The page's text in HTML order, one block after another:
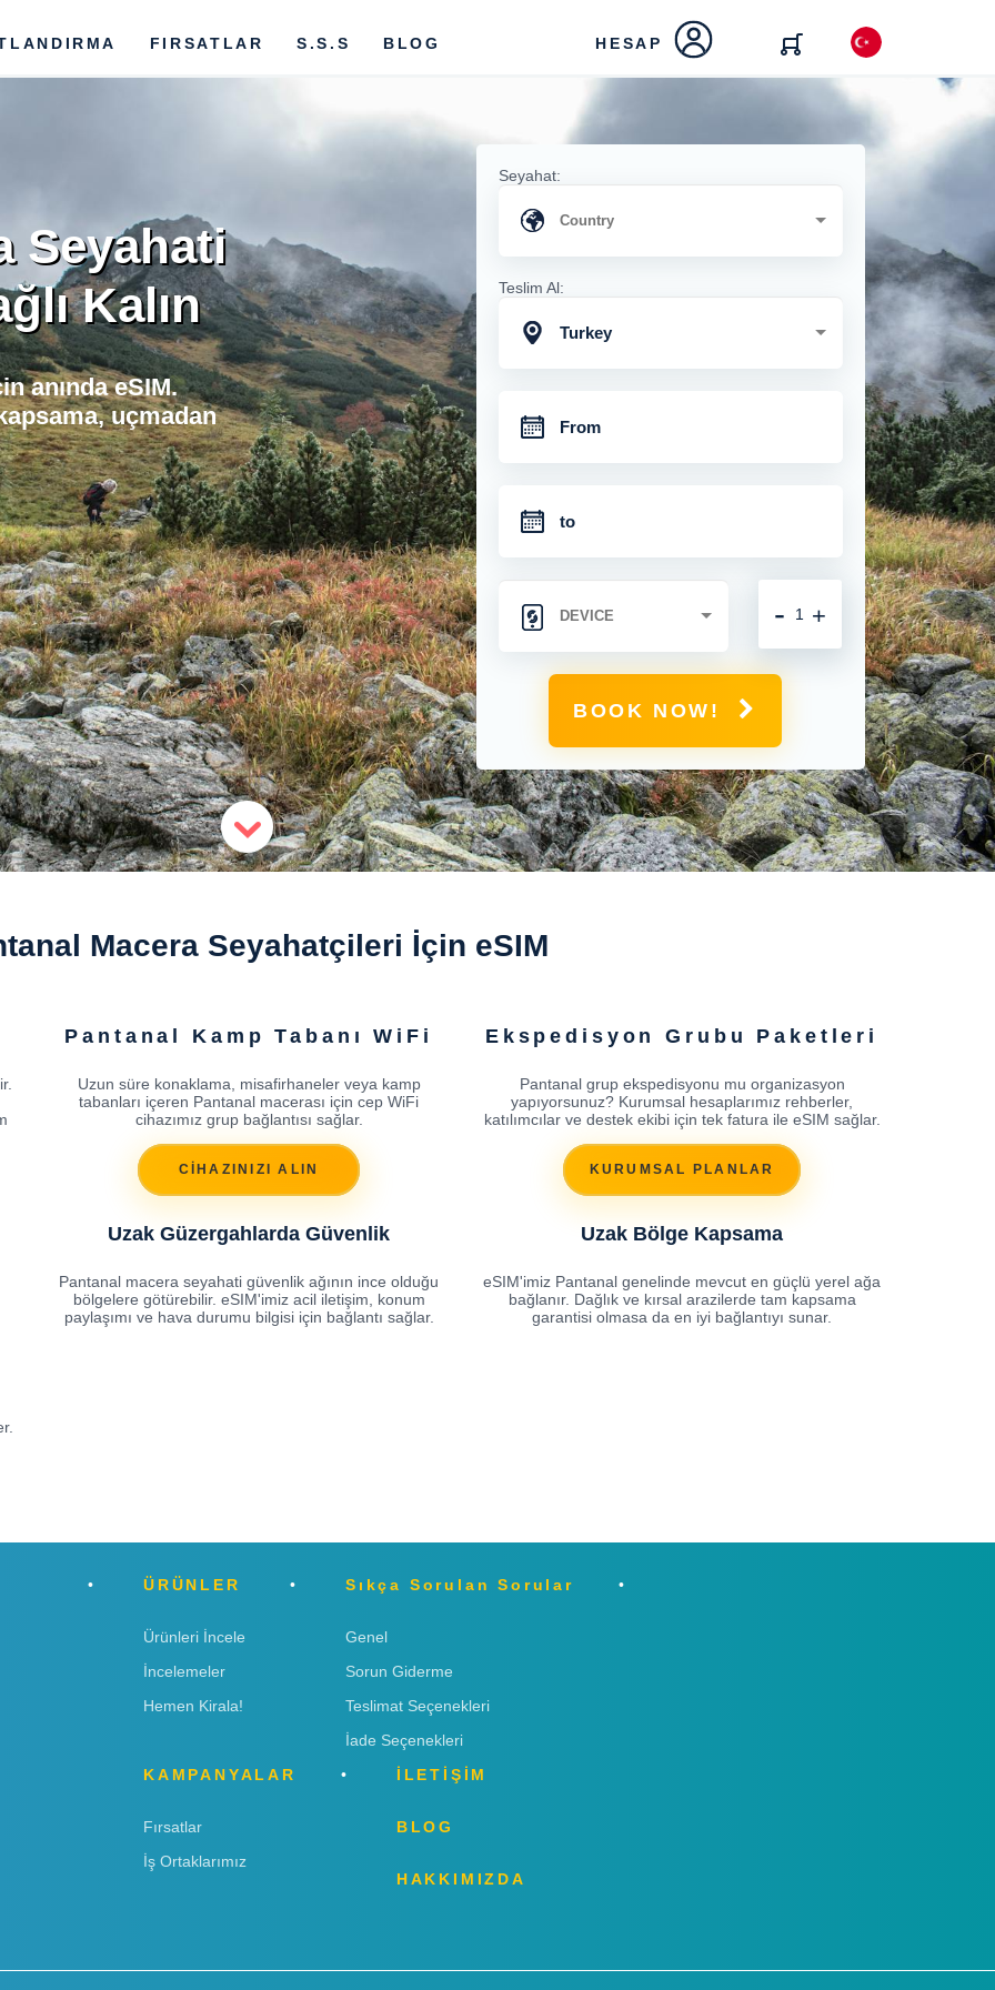
FIRSATLAR S.S.S BLOG HESAP
Seyahati
Kalın
anında eSIM.
uçmadan
Seyahat:
Teslim Al:
Turkey
+
-
BOOK NOW!
Macera Seyahatçileri İçin eSIM
Pantanal Kamp Tabanı WiFi
Uzun süre konaklama, misafirhaneler veya kamp
tabanları içeren Pantanal macerası için cep WiFi
cihazımız grup bağlantısı sağlar.
CİHAZINIZI ALIN
Ekspedisyon Grubu Paketleri
Pantanal grup ekspedisyonu mu organizasyon
yapıyorsunuz? Kurumsal hesaplarımız rehberler,
katılımcılar ve destek ekibi için tek fatura ile eSIM sağlar.
KURUMSAL PLANLAR
Uzak Güzergahlarda Güvenlik
Pantanal macera seyahati güvenlik ağının ince olduğu
bölgelere götürebilir. eSIM'imiz acil iletişim, konum
paylaşımı ve hava durumu bilgisi için bağlantı sağlar.
Uzak Bölge Kapsama
eSIM'imiz Pantanal genelinde mevcut en güçlü yerel ağa
bağlanır. Dağlık ve kırsal arazilerde tam kapsama
garantisi olmasa da en iyi bağlantıyı sunar.
ÜRÜNLER
Ürünleri İncele
İncelemeler
Hemen Kirala!
Sıkça Sorulan Sorular
Genel
Sorun Giderme
Teslimat Seçenekleri
İade Seçenekleri
KAMPANYALAR
Fırsatlar
İş Ortaklarımız
İLETİŞİM
BLOG
HAKKIMIZDA